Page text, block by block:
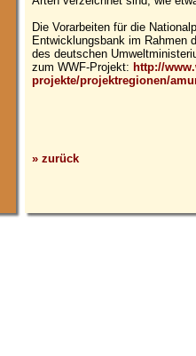
Die Vorarbeiten für die
Entwicklungsbank im Rahmen
des deutschen
zum WWF-Projekt: http://
projekte/projektregionen/
» zurück